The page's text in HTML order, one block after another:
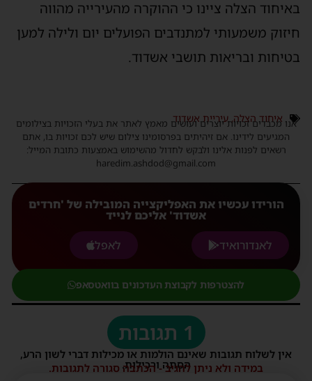
באיחוד הצלה ציינו כי ההוקרה מהעירייה מהווה
חיזוק משמעותי למתנדבים הפועלים יום ולילה למען
בטיחות ובריאות תושבי אשדוד.
איחוד הצלה,עיריית אשדוד
אנו מכבדים זכויות יוצרים ועושים מאמץ לאתר את בעלי הזכויות בצילומים
המגיעים לידינו. אם זיהיתים בפרסומינו צילום שיש לכם זכויות בו, אתם
רשאים לפנות אלינו ולבקש לחדול מהשימוש באמצעות כתובת המייל:
haredim.ashdod@gmail.com
הורידו עכשיו את האפליקצייה המובילה של 'חרדים
אשדוד' אליכם לנייד
לאנדורואיד
לאפל
להצטרפות לקבוצת העדכונים בוואטסאפ
1 תגובות
אין לשלוח תגובות שאינם הולמות או מכילות דברי לשון הרע,
הסתה ורכילות.
במידה ולא ניתן להגיב - הכתבה סגורה לתגובות.